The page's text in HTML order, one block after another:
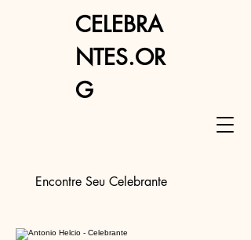
Encontre Seu Celebrante
CELEBRA
NTES.OR
G